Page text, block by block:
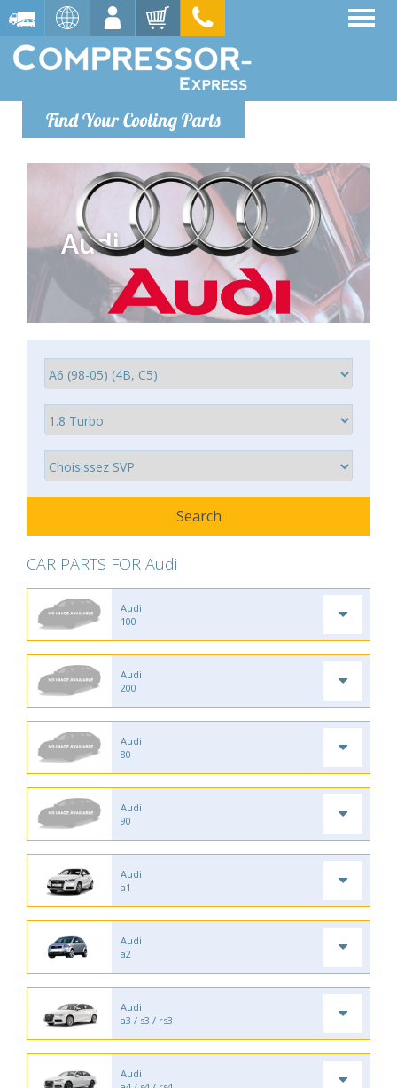
Find Your Cooling Parts
Audi
CAR PARTS FOR Audi
Audi
100
Audi
200
Audi
80
Audi
90
Audi
a1
Audi
a2
Audi
a3 / s3 / rs3
Audi